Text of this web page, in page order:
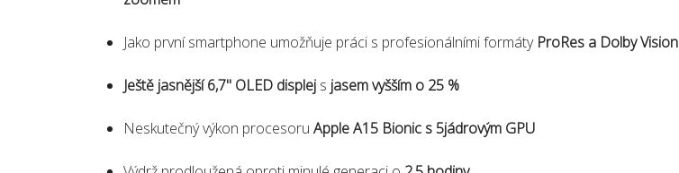
Jako první smartphone umožňuje práci s profesionálními formáty ProRes a Dolby Vision
Ještě jasnější 6,7" OLED displej s jasem vyšším o 25 %
Neskutečný výkon procesoru Apple A15 Bionic s 5jádrovým GPU